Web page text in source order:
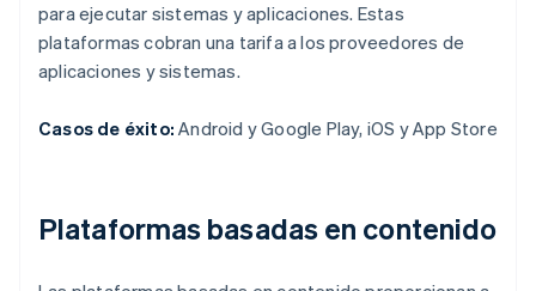
para ejecutar sistemas y aplicaciones. Estas
plataformas cobran una tarifa a los proveedores de
aplicaciones y sistemas.
Casos de éxito: Android y Google Play, iOS y App Store
Plataformas basadas en contenido